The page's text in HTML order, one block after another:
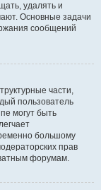
удалять и
Основные задачи
сообщений
части,
пользователь
могут быть
большому
прав
форумам.